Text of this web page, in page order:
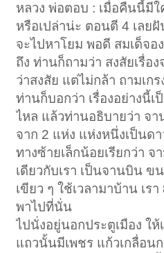
หลวง พ่อตอบ : เมื่อคืนนี้มี
หรือเปล่าน่ะ ตอนตี 4 เลย
จะไปหาโยม พอดี สมเด็จอ
ถึง ท่านก็ถามว่า สงสัยเรื่
ว่าสงสัย แต่ไม่กล้า ถามเกร
ท่านก็บอกว่า เรื่องอย่างนี้เ
ไหล แล้วท่านอธิบายว่า จา
จาก 2 แห่ง แห่งหนึ่งเป็นดา
ทางซ้ายเล็กน้อยเรียกว่า จ
เดียวกับเรา เป็นจานบิน ข
เขียว ๆ ใช้เวลามาบ้าน เร
พาไปที่นั่น
ไปนั่งอยู่นอกประตูเมือง ใ
แถวนั้นมีเพชร แก้วเกลื่อน